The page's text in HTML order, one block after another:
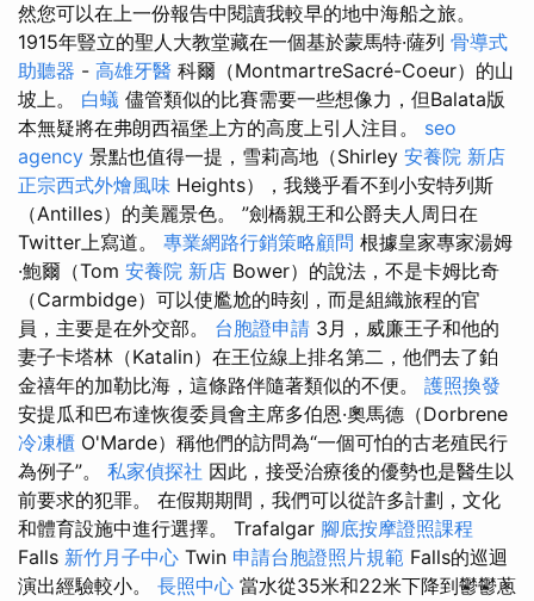
然您可以在上一份報告中閱讀我較早的地中海船之旅。
1915年豎立的聖人大教堂藏在一個基於蒙馬特·薩列 骨導式
助聽器 - 高雄牙醫 科爾（MontmartreSacré-Coeur）的山
坡上。 白蟻 儘管類似的比賽需要一些想像力，但Balata版
本無疑將在弗朗西福堡上方的高度上引人注目。 seo
agency 景點也值得一提，雪莉高地（Shirley 安養院 新店
正宗西式外燴風味 Heights），我幾乎看不到小安特列斯
（Antilles）的美麗景色。 ”劍橋親王和公爵夫人周日在
Twitter上寫道。 專業網路行銷策略顧問 根據皇家專家湯姆
·鮑爾（Tom 安養院 新店 Bower）的說法，不是卡姆比奇
（Carmbidge）可以使尷尬的時刻，而是組織旅程的官
員，主要是在外交部。 台胞證申請 3月，威廉王子和他的
妻子卡塔林（Katalin）在王位線上排名第二，他們去了鉑
金禧年的加勒比海，這條路伴隨著類似的不便。 護照換發
安提瓜和巴布達恢復委員會主席多伯恩·奧馬德（Dorbrene
冷凍櫃 O'Marde）稱他們的訪問為“一個可怕的古老殖民行
為例子”。 私家偵探社 因此，接受治療後的優勢也是醫生以
前要求的犯罪。 在假期期間，我們可以從許多計劃，文化
和體育設施中進行選擇。 Trafalgar 腳底按摩證照課程
Falls 新竹月子中心 Twin 申請台胞證照片規範 Falls的巡迴
演出經驗較小。 長照中心 當水從35米和22米下降到鬱鬱蔥